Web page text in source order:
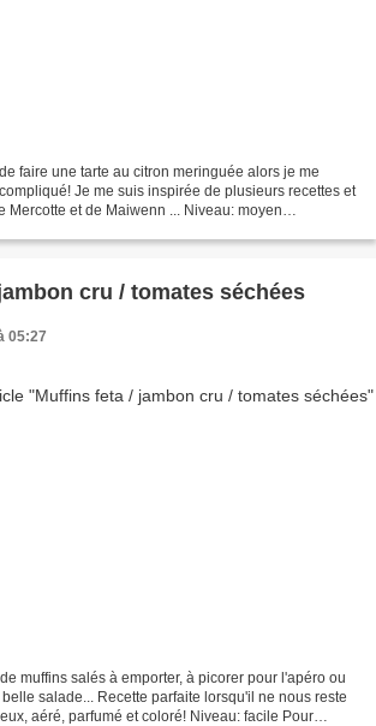
faire une tarte au citron meringuée alors je me
Je me suis inspirée de plusieurs recettes et
Mercotte et de Maiwenn ... Niveau: moyen
cru / tomates séchées
05:27
muffins salés à emporter, à picorer pour l'apéro ou
salade... Recette parfaite lorsqu'il ne nous reste
aéré, parfumé et coloré! Niveau: facile Pour